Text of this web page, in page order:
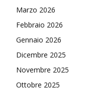
Marzo 2026
Febbraio 2026
Gennaio 2026
Dicembre 2025
Novembre 2025
Ottobre 2025